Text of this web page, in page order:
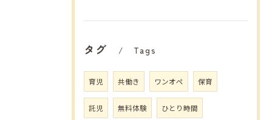
タグ Tags
育児 共働き ワンオペ 保育
託児 無料体験 ひとり時間